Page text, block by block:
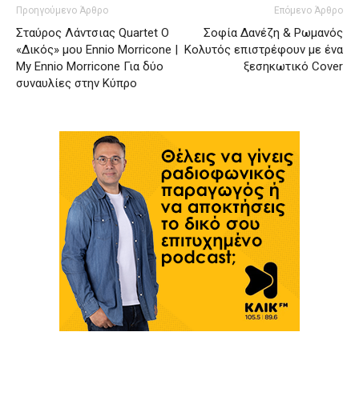
Προηγούμενο Άρθρο
Σταύρος Λάντσιας Quartet Ο
«Δικός» μου Ennio Morricone |
My Ennio Morricone Για δύο
συναυλίες στην Κύπρο
Επόμενο Άρθρο
Σοφία Δανέζη & Ρωμανός
Κολυτός επιστρέφουν με ένα
ξεσηκωτικό Cover